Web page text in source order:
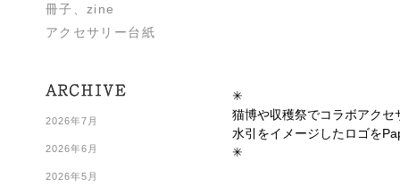
冊子、zine
アクセサリー台紙
2026年7月
2026年6月
2026年5月
✳︎
猫博や収穫祭でコラボアク
水引をイメージしたロゴを
✳︎